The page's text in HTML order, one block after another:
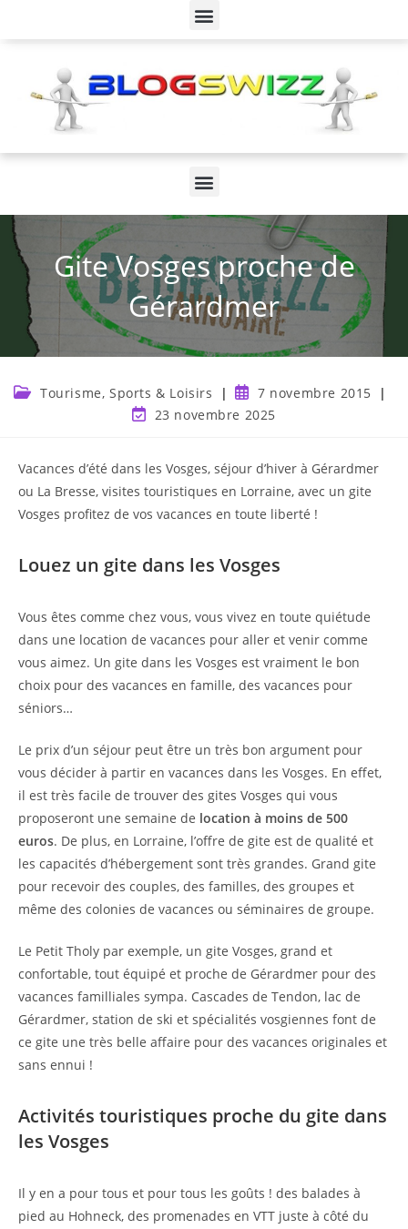
Gite Vosges proche de
Gérardmer
Tourisme, Sports & Loisirs
7 novembre 2015
23 novembre 2025
Vacances d’été dans les Vosges, séjour d’hiver à Gérardmer
ou La Bresse, visites touristiques en Lorraine, avec un gite
Vosges profitez de vos vacances en toute liberté !
Louez un gite dans les Vosges
Vous êtes comme chez vous, vous vivez en toute quiétude
dans une location de vacances pour aller et venir comme
vous aimez. Un gite dans les Vosges est vraiment le bon
choix pour des vacances en famille, des vacances pour
séniors…
Le prix d’un séjour peut être un très bon argument pour
vous décider à partir en vacances dans les Vosges. En effet,
il est très facile de trouver des gites Vosges qui vous
proposeront une semaine de location à moins de 500
euros. De plus, en Lorraine, l’offre de gite est de qualité et
les capacités d’hébergement sont très grandes. Grand gite
pour recevoir des couples, des familles, des groupes et
même des colonies de vacances ou séminaires de groupe.
Le Petit Tholy par exemple, un gite Vosges, grand et
confortable, tout équipé et proche de Gérardmer pour des
vacances familliales sympa. Cascades de Tendon, lac de
Gérardmer, station de ski et spécialités vosgiennes font de
ce gite une très belle affaire pour des vacances originales et
sans ennui !
Activités touristiques proche du gite dans
les Vosges
Il y en a pour tous et pour tous les goûts ! des balades à
pied au Hohneck, des promenades en VTT juste à côté du